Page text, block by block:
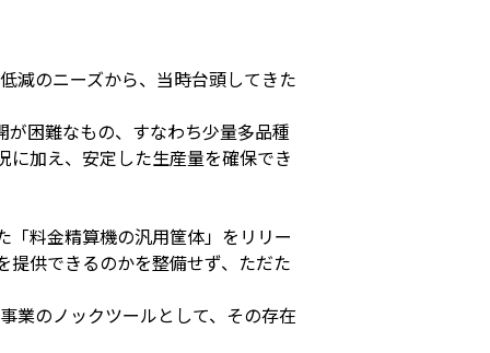
減のニーズから、当時台頭してきた
困難なもの、すなわち少量多品種
加え、安定した生産量を確保でき
「料金精算機の汎用筐体」をリリー
供できるのかを整備せず、ただた
業のノックツールとして、その存在